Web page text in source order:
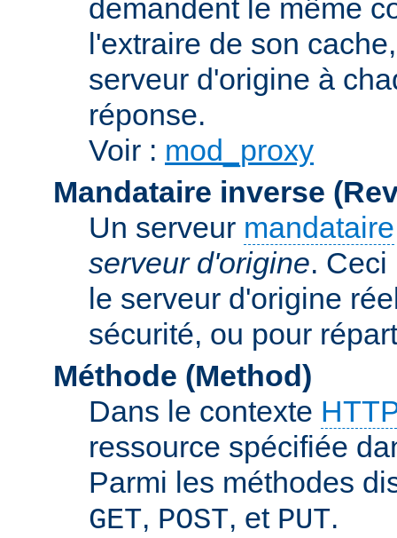
demandent le même
l'extraire de son
serveur d'origine à
réponse.
Voir : mod_proxy
Mandataire inverse
Un serveur mandataire
serveur d'origine.
le serveur d'origine
sécurité, ou pour
Méthode (Method)
Dans le contexte HTTP
ressource spécifiée
Parmi les méthodes
GET, POST, et PUT.